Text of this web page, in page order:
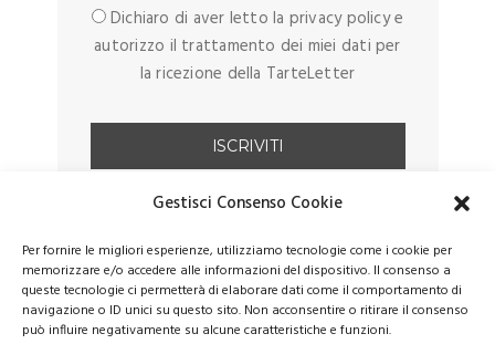
Gestisci Consenso Cookie
Per fornire le migliori esperienze, utilizziamo tecnologie come i cookie per
memorizzare e/o accedere alle informazioni del dispositivo. Il consenso a
queste tecnologie ci permetterà di elaborare dati come il comportamento di
navigazione o ID unici su questo sito. Non acconsentire o ritirare il consenso
può influire negativamente su alcune caratteristiche e funzioni.
Dichiaro di aver letto la privacy policy e
autorizzo il trattamento dei miei dati per
la ricezione della TarteLetter